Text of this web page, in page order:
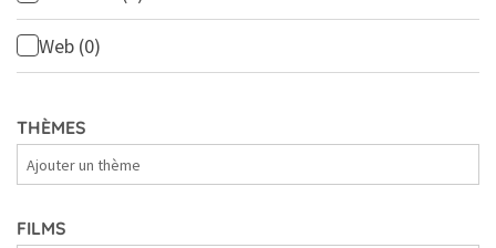
Web (0)
THÈMES
FILMS